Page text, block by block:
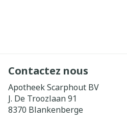
Contactez nous
Apotheek Scarphout BV
J. De Troozlaan 91
8370 Blankenberge